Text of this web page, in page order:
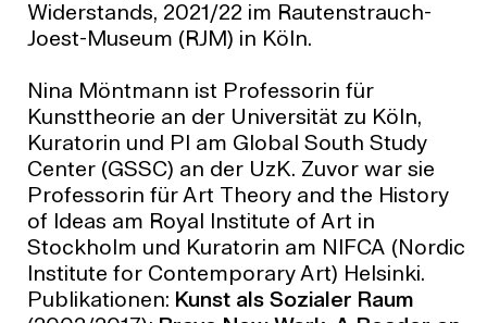
Widerstands, 2021/22 im Rautenstrauch-
Joest-Museum (RJM) in Köln.
Nina Möntmann ist Professorin für
Kunsttheorie an der Universität zu Köln,
Kuratorin und PI am Global South Study
Center (GSSC) an der UzK. Zuvor war sie
Professorin für Art Theory and the History
of Ideas am Royal Institute of Art in
Stockholm und Kuratorin am NIFCA (Nordic
Institute for Contemporary Art) Helsinki.
Publikationen: Kunst als Sozialer Raum